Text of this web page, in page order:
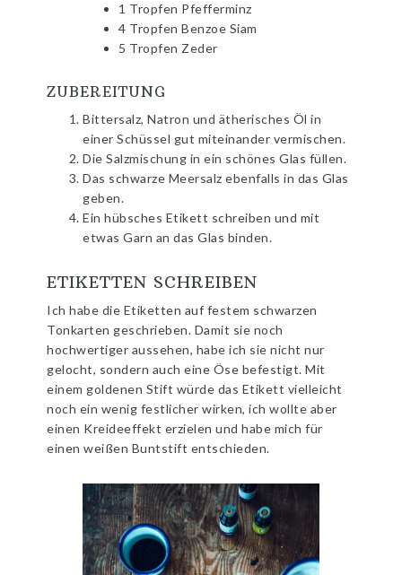
1 Tropfen Pfefferminz
4 Tropfen Benzoe Siam
5 Tropfen Zeder
ZUBEREITUNG
Bittersalz, Natron und ätherisches Öl in
einer Schüssel gut miteinander vermischen.
Die Salzmischung in ein schönes Glas füllen.
Das schwarze Meersalz ebenfalls in das Glas
geben.
Ein hübsches Etikett schreiben und mit
etwas Garn an das Glas binden.
ETIKETTEN SCHREIBEN
Ich habe die Etiketten auf festem schwarzen
Tonkarten geschrieben. Damit sie noch
hochwertiger aussehen, habe ich sie nicht nur
gelocht, sondern auch eine Öse befestigt. Mit
einem goldenen Stift würde das Etikett vielleicht
noch ein wenig festlicher wirken, ich wollte aber
einen Kreideeffekt erzielen und habe mich für
einen weißen Buntstift entschieden.